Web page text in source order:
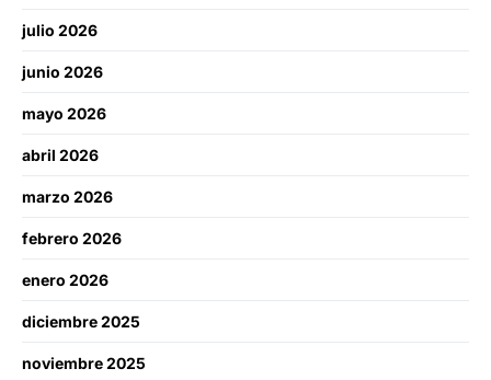
julio 2026
junio 2026
mayo 2026
abril 2026
marzo 2026
febrero 2026
enero 2026
diciembre 2025
noviembre 2025